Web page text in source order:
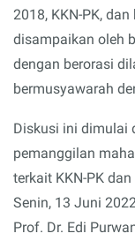
2018, KKN-PK,
disampaikan oleh
dengan berorasi
bermusyawarah
Diskusi ini dimulai
pemanggilan
terkait KKN-PK
Senin, 13 Juni
Prof. Dr. Edi